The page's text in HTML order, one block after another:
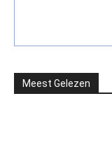
Meest Gelezen